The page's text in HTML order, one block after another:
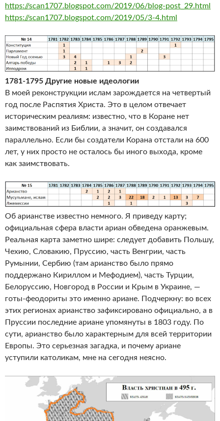
https://scan1707.blogspot.com/2019/06/blog-post_29.html
https://scan1707.blogspot.com/2019/05/3-4.html
1781-1795 Другие новые идеологии
В моей реконструкции ислам зарождается на четвертый
год после Распятия Христа. Это в целом отвечает
историческим реалиям: известно, что в Коране нет
заимствований из Библии, а значит, он создавался
параллельно. Если бы создатели Корана отстали на 600
лет, у них просто не осталось бы иного выхода, кроме
как заимствовать.
Об арианстве известно немного. Я приведу карту;
официальная сфера власти ариан обведена оранжевым.
Реальная карта заметно шире: следует добавить Польшу,
Чехию, Словакию, Пруссию, часть Венгрии, часть
Румынии, Сербию (там арианство было прямо
поддержано Кириллом и Мефодием), часть Турции,
Белоруссию, Новгород в России и Крым в Украине, —
готы-феодориты это именно ариане. Подчеркну: во всех
этих регионах арианство зафиксировано официально, а в
Пруссии последние ариане упомянуты в 1803 году. По
сути, арианство было характерным для всей территории
Европы. Это серьезная загадка, и почему ариане
уступили католикам, мне на сегодня неясно.